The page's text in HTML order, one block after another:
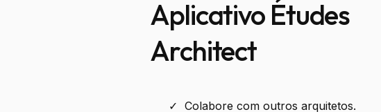
Aplicativo Études
Architect
Colabore com outros arquitetos.